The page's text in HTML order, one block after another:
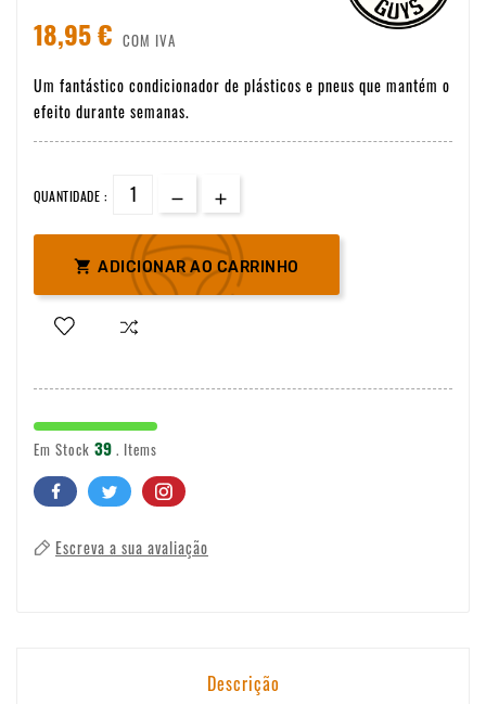
18,95 € COM IVA
Um fantástico condicionador de plásticos e pneus que mantém o
efeito durante semanas.
QUANTIDADE :
 ADICIONAR AO CARRINHO
Em Stock 39 . Items
Escreva a sua avaliação
Descrição